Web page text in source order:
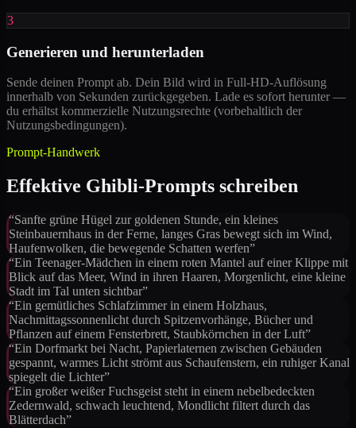
3
Generieren und herunterladen
Sende deinen Prompt ab. Dein Bild wird in Full-HD-Auflösung
innerhalb von Sekunden zurückgegeben. Lade es sofort herunter —
du erhältst kommerzielle Nutzungsrechte (vorbehaltlich der
Nutzungsbedingungen).
Prompt-Handwerk
Effektive Ghibli-Prompts schreiben
“Sanfte grüne Hügel zur goldenen Stunde, ein kleines
Steinbauernhaus in der Ferne, langes Gras bewegt sich im Wind,
Haufenwolken, die bewegende Schatten werfen”
“Ein Teenager-Mädchen in einem roten Mantel auf einer Klippe mit
Blick auf das Meer, Wind in ihren Haaren, Morgenlicht, eine kleine
Stadt im Tal unten sichtbar”
“Ein gemütliches Schlafzimmer in einem Holzhaus,
Nachmittagssonnenlicht durch Spitzenvorhänge, Bücher und
Pflanzen auf einem Fensterbrett, Staubkörnchen in der Luft”
“Ein Dorfmarkt bei Nacht, Papierlaternen zwischen Gebäuden
gespannt, warmes Licht strömt aus Schaufenstern, ein ruhiger Kanal
spiegelt die Lichter”
“Ein großer weißer Fuchsgeist steht in einem nebelbedeckten
Zedernwald, schwach leuchtend, Mondlicht filtert durch das
Blätterdach”